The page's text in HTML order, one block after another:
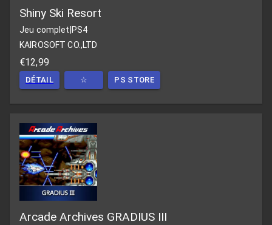
Shiny Ski Resort
Jeu complet PS4
KAIROSOFT CO.,LTD
€12,99
DÉTAIL ☆ PS STORE
Arcade Archives GRADIUS III